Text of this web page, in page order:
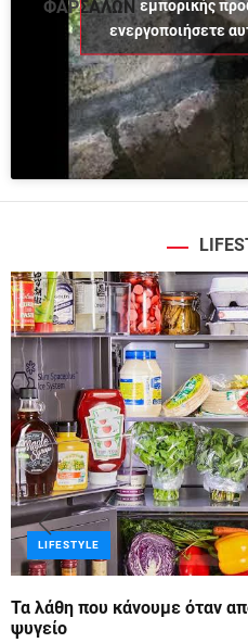
ΦΑΡΣΑΛΩΝ εμπορικής
ενεργοποιήσετε
LIFESTYLE
Τα λάθη που κάνουμε όταν
ψυγείο